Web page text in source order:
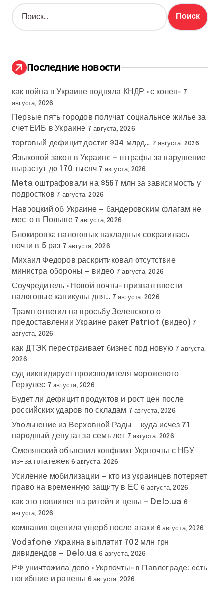
Н
а
:
Последние новости
как война в Украине подняла КНДР «с колен» 7
августа, 2026
Первые пять городов получат социальное жилье за
счет ЕИБ в Украине 7 августа, 2026
торговый дефицит достиг $34 млрд… 7 августа, 2026
Языковой закон в Украине — штрафы за нарушение
вырастут до 170 тысяч 7 августа, 2026
Meta оштрафовали на $567 млн за зависимость у
подростков 7 августа, 2026
Навроцкий об Украине — бандеровским флагам не
место в Польше 7 августа, 2026
Блокировка налоговых накладных сократилась
почти в 5 раз 7 августа, 2026
Михаил Федоров раскритиковал отсутствие
министра обороны — видео 7 августа, 2026
Соучредитель «Новой почты» призвал ввести
налоговые каникулы для… 7 августа, 2026
Трамп ответил на просьбу Зеленского о
предоставлении Украине ракет Patriot (видео) 7
августа, 2026
как ДТЭК перестраивает бизнес под новую 7 августа,
2026
суд ликвидирует производителя мороженого
Геркулес 7 августа, 2026
Будет ли дефицит продуктов и рост цен после
российских ударов по складам 7 августа, 2026
Увольнение из Верховной Рады — куда исчез 71
народный депутат за семь лет 7 августа, 2026
Смелянский объяснил конфликт Укрпочты с НБУ
из-за платежек 6 августа, 2026
Усиление мобилизации — кто из украинцев потеряет
право на временную защиту в ЕС 6 августа, 2026
как это повлияет на ритейл и цены — Delo.ua 6
августа, 2026
компания оценила ущерб после атаки 6 августа, 2026
Vodafone Украина выплатит 702 млн грн
дивидендов — Delo.ua 6 августа, 2026
РФ уничтожила депо «Укрпочты» в Павлограде: есть
погибшие и ранены 6 августа, 2026